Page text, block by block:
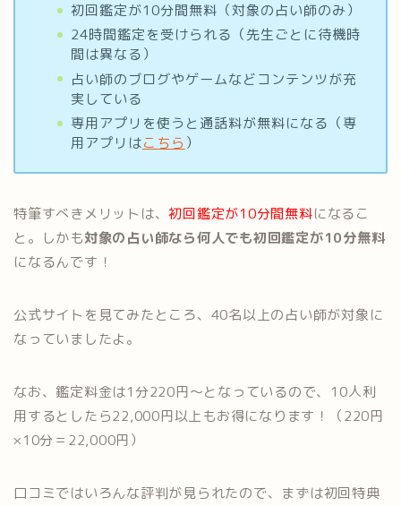
初回鑑定が10分間無料（対象の占い師のみ）
24時間鑑定を受けられる（先生ごとに待機時
間は異なる）
占い師のブログやゲームなどコンテンツが充
実している
専用アプリを使うと通話料が無料になる（専
用アプリはこちら ）
特筆すべきメリットは、初回鑑定が10分間無料になるこ
と。しかも対象の占い師なら何人でも初回鑑定が10分無料
になるんです！
公式サイトを見てみたところ、40名以上の占い師が対象に
なっていましたよ。
なお、鑑定料金は1分220円〜となっているので、10人利
用するとしたら22,000円以上もお得になります！（220円
×10分＝22,000円）
口コミではいろんな評判が見られたので、まずは初回特典